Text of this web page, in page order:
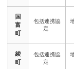
国
富
町
綾
町